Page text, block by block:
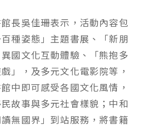
長吳佳珊表示，活動內容包
種姿態」主題書展、「新朋
國文化互動體驗、「熊抱多
」，及多元文化電影院等，
中即可感受各國文化風情，
故事與多元社會樣貌；中和
無國界」到站服務，將書籍